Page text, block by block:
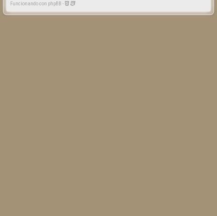
Funcionando con phpBB -